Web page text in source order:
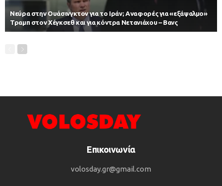
Νεύρα στην Ουάσινγκτον για το Ιράν; Αναφορές για «εξάψαλμο»
Τραμπ στον Χέγκσεθ και για κόντρα Νετανιάχου – Βανς
Επικοινωνία
volosday.gr@gmail.com